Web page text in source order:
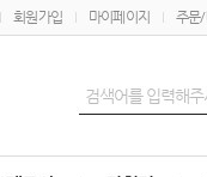
회원가입 마이페이지 주문/